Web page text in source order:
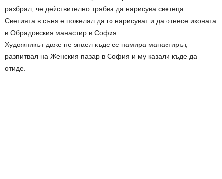
разбрал, че действително трябва да нарисува светеца.
Светията в съня е пожелал да го нарисуват и да отнесе иконата
в Обрадовския манастир в София.
Художникът даже не знаел къде се намира манастирът,
разпитвал на Женския пазар в София и му казали къде да
отиде.